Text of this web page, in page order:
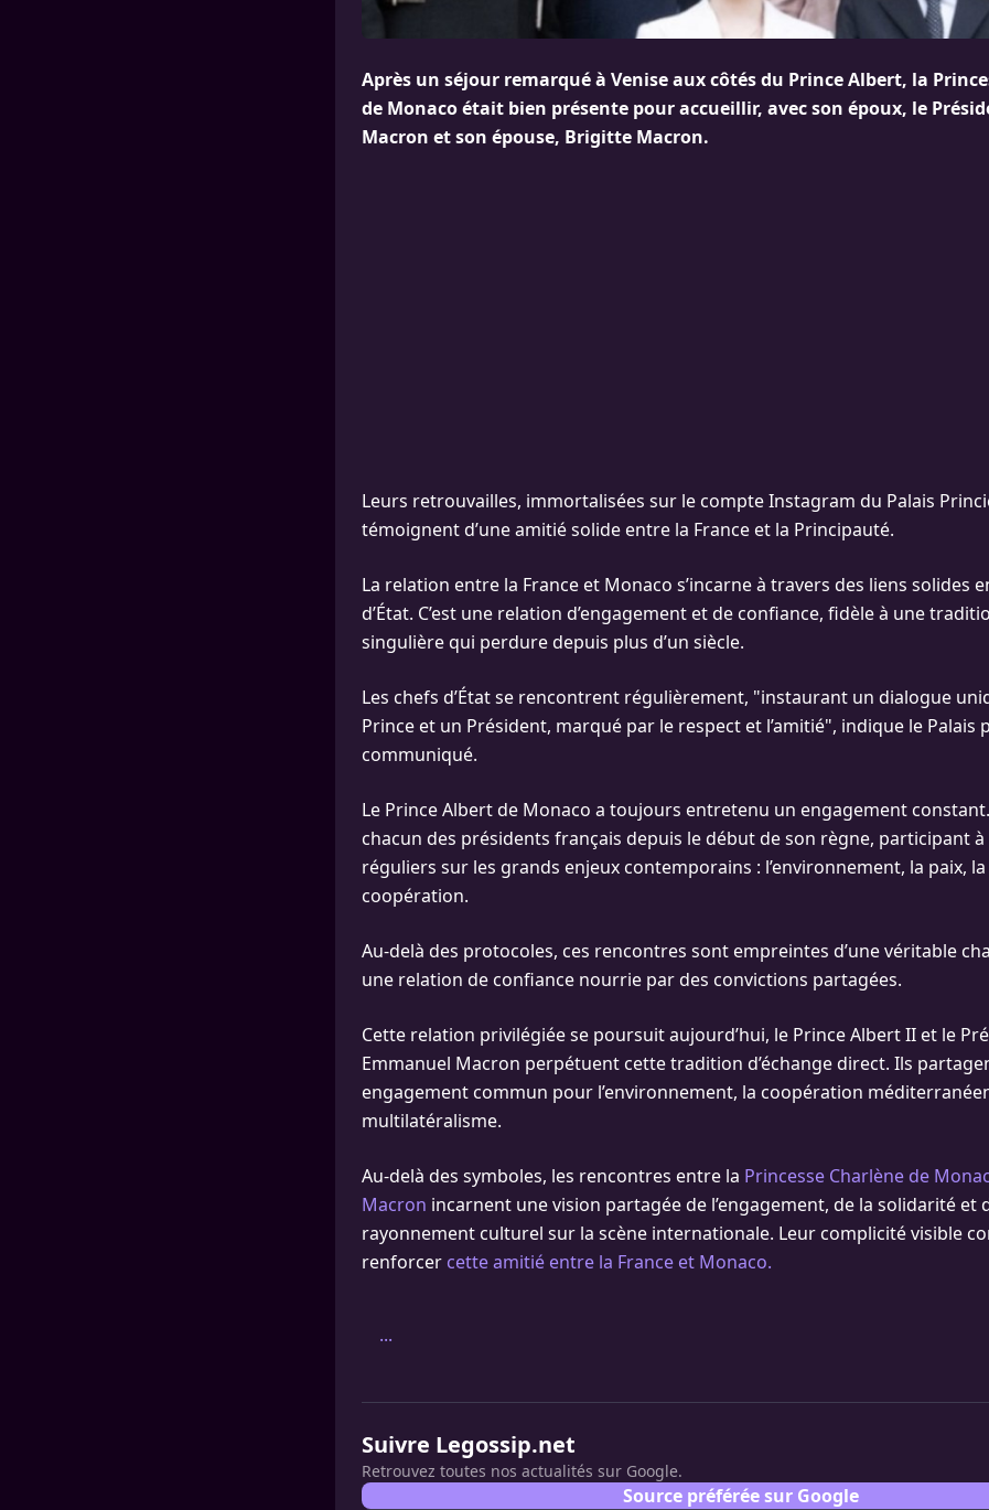
Après un séjour remarqué à Venise aux côtés du Prince Albert, la
de Monaco était bien présente pour accueillir, avec son époux, le
Macron et son épouse, Brigitte Macron.
Leurs retrouvailles, immortalisées sur le compte Instagram du Palais
témoignent d’une amitié solide entre la France et la Principauté.
La relation entre la France et Monaco s’incarne à travers des liens solides
d’État. C’est une relation d’engagement et de confiance, fidèle à une
singulière qui perdure depuis plus d’un siècle.
Les chefs d’État se rencontrent régulièrement, "instaurant un dialogue
Prince et un Président, marqué par le respect et l’amitié", indique le Palais
communiqué.
Le Prince Albert de Monaco a toujours entretenu un engagement
chacun des présidents français depuis le début de son règne, participant à
réguliers sur les grands enjeux contemporains : l’environnement, la paix,
coopération.
Au-delà des protocoles, ces rencontres sont empreintes d’une véritable
une relation de confiance nourrie par des convictions partagées.
Cette relation privilégiée se poursuit aujourd’hui, le Prince Albert II et le
Emmanuel Macron perpétuent cette tradition d’échange direct. Ils
engagement commun pour l’environnement, la coopération
multilatéralisme.
Au-delà des symboles, les rencontres entre la Princesse Charlène de
Macron incarnent une vision partagée de l’engagement, de la solidarité et
rayonnement culturel sur la scène internationale. Leur complicité visible
renforcer cette amitié entre la France et Monaco.
...
Suivre Legossip.net
Retrouvez toutes nos actualités sur Google.
Source préférée sur Google